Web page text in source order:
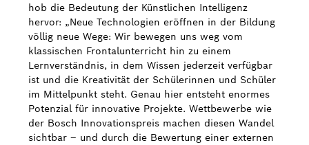
hob die Bedeutung der Künstlichen Intelligenz
hervor: „Neue Technologien eröffnen in der Bildung
völlig neue Wege: Wir bewegen uns weg vom
klassischen Frontalunterricht hin zu einem
Lernverständnis, in dem Wissen jederzeit verfügbar
ist und die Kreativität der Schülerinnen und Schüler
im Mittelpunkt steht. Genau hier entsteht enormes
Potenzial für innovative Projekte. Wettbewerbe wie
der Bosch Innovationspreis machen diesen Wandel
sichtbar – und durch die Bewertung einer externen